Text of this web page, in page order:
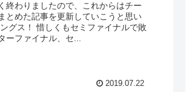
終わりましたので、これからはチー
とめた記事を更新していこうと思い
グス！ 惜しくもセミファイナルで敗
ーファイナル、セ...
2019.07.22